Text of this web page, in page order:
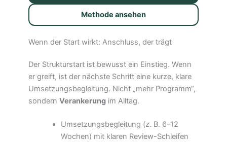
Methode ansehen
Wenn der Start wirkt: Anschluss, der trägt
Der Strukturstart ist bewusst ein Einstieg. Wenn
er greift, ist der nächste Schritt eine kurze, klare
Umsetzungsbegleitung. Nicht „mehr Programm“,
sondernVerankerung im Alltag.
Umsetzungsbegleitung (z. B. 6–12
Wochen) mit klaren Review-Schleifen